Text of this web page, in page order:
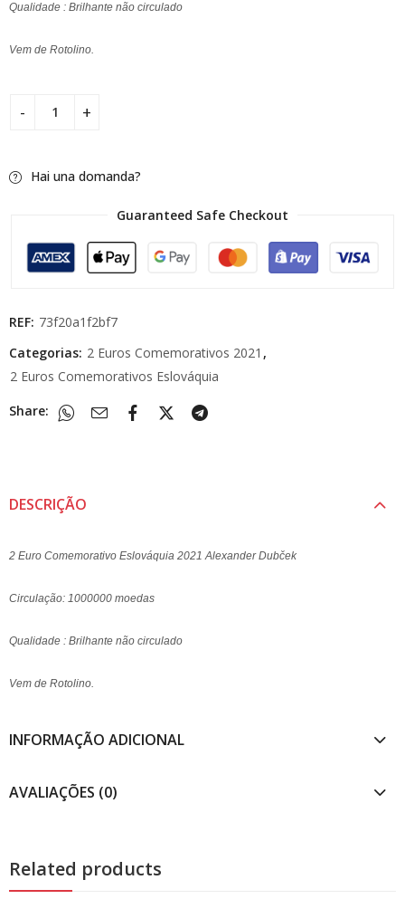
Qualidade : Brilhante não circulado
Vem de Rotolino.
Hai una domanda?
Guaranteed Safe Checkout
REF: 73f20a1f2bf7
Categorias: 2 Euros Comemorativos 2021 ,
2 Euros Comemorativos Eslováquia
Share:
DESCRIÇÃO
2 Euro Comemorativo Eslováquia 2021 Alexander Dubček
Circulação: 1000000 moedas
Qualidade : Brilhante não circulado
Vem de Rotolino.
INFORMAÇÃO ADICIONAL
AVALIAÇÕES (0)
Related products